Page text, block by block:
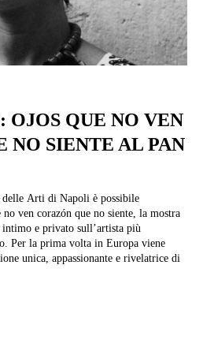
QUE NO VEN
NO SIENTE AL PAN
Arti di Napoli è possibile
ven corazón que no siente, la mostra
e privato sull’artista più
Per la prima volta in Europa viene
unica, appassionante e rivelatrice di